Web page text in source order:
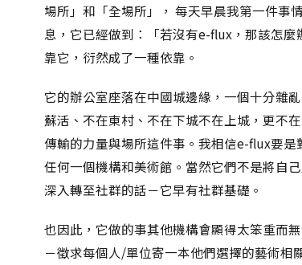
場所」和「全場所」， 每天早晨我第一件事
息，它已經做到：「若沒有e-flux，那該怎
靠它，衍然成了一種依靠。
它的辦公室座落在中國城邊緣，一個十分雜
蘇活、不在東村、不在下城不在上城，更不
傳輸的力量與場所這件事。我相信e-flux要
任何一個機構和美術館。當然它們不是將自
深入轉至社群的話－它早有社群基礎。
也因此，它做的事其他機構會顯得太笨重而
－徵求每個人/單位寄一本他們選擇的藝術相